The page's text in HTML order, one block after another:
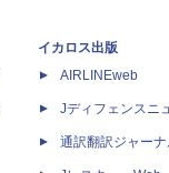
イカロス出版
AIRLINEweb
Jディフェンスニ
通訳翻訳ジャー